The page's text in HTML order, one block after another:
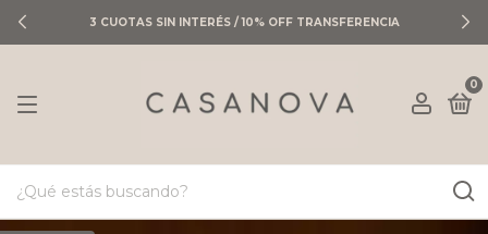
3 CUOTAS SIN INTERÉS / 10% OFF TRANSFERENCIA
0